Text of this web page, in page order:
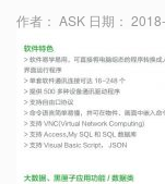
作者： ASK 日期：